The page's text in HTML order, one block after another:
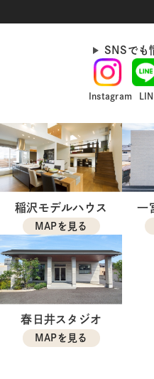
SNSでも
Instagram
稲沢モデルハウス
MAPを見る
一
春日井スタジオ
MAPを見る